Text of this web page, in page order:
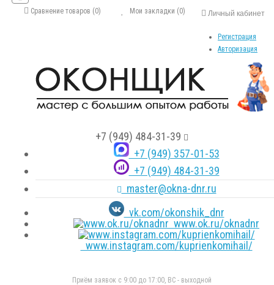
Личный кабинет
Регистрация
Авторизация
Мои закладки (0)
Сравнение товаров (0)
+7 (949) 484-31-39
+7 (949) 357-01-53
+7 (949) 484-31-39
master@okna-dnr.ru
vk.com/okonshik_dnr
www.ok.ru/oknadnr
www.instagram.com/kuprienkomihail/
Приём заявок с 9:00 до 17:00, ВС - выходной